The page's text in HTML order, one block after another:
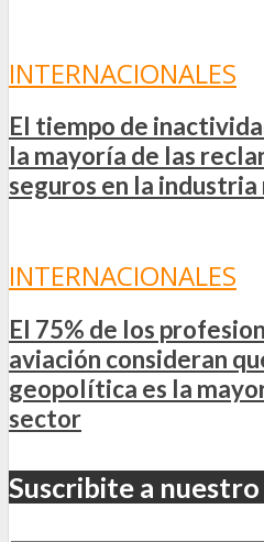
INTERNACIONALES
El tiempo de
la mayoría de las
seguros en la
INTERNACIONALES
El 75% de los
aviación consideran
geopolítica es la
sector
Suscribite a